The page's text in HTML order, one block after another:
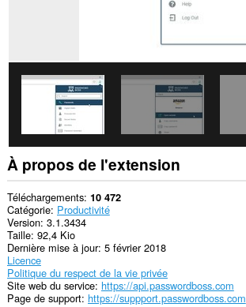
accéder
vos
activités
de
navigation.
À propos de l'extension
Téléchargements 10 472
Catégorie Productivité
Version 3.1.3434
Taille 92,4 Kio
Dernière mise à jour 5 février 2018
Licence
Politique du respect de la vie privée
Site web du service https://api.passwordboss.com
Page de support https://suppport.passwordboss.com